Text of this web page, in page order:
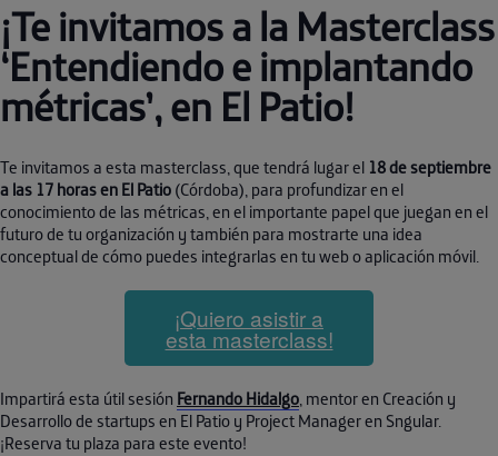
¡Te invitamos a la Masterclass
‘Entendiendo e implantando
métricas’, en El Patio!
Te invitamos a esta masterclass, que tendrá lugar el 18 de septiembre
a las 17 horas en El Patio (Córdoba), para profundizar en el
conocimiento de las métricas, en el importante papel que juegan en el
futuro de tu organización y también para mostrarte una idea
conceptual de cómo puedes integrarlas en tu web o aplicación móvil.
¡Quiero asistir a
esta masterclass!
Impartirá esta útil sesión Fernando Hidalgo, mentor en Creación y
Desarrollo de startups en El Patio y Project Manager en Sngular.
¡Reserva tu plaza para este evento!